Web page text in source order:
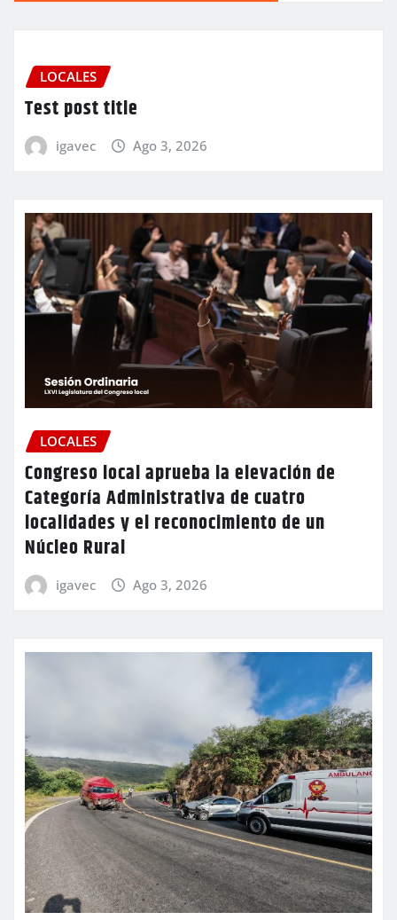
LOCALES
Test post title
igavec Ago 3, 2026
LOCALES
Congreso local aprueba la elevación de
Categoría Administrativa de cuatro
localidades y el reconocimiento de un
Núcleo Rural
igavec Ago 3, 2026